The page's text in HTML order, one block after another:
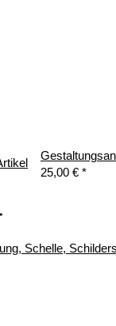
25,00 € *